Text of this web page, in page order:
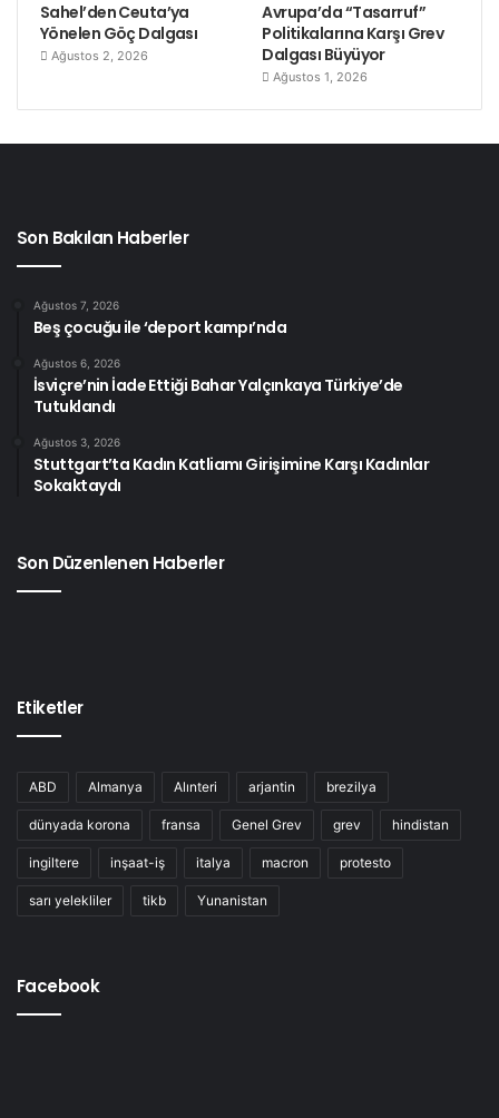
Sahel’den Ceuta’ya
Yönelen Göç Dalgası
Ağustos 2, 2026
Avrupa’da “Tasarruf”
Politikalarına Karşı Grev
Dalgası Büyüyor
Ağustos 1, 2026
Son Bakılan Haberler
Ağustos 7, 2026
Beş çocuğu ile ‘deport kampı’nda
Ağustos 6, 2026
İsviçre’nin İade Ettiği Bahar Yalçınkaya Türkiye’de
Tutuklandı
Ağustos 3, 2026
Stuttgart’ta Kadın Katliamı Girişimine Karşı Kadınlar
Sokaktaydı
Son Düzenlenen Haberler
Etiketler
ABD Almanya Alınteri arjantin brezilya
dünyada korona fransa Genel Grev grev hindistan
ingiltere inşaat-iş italya macron protesto
sarı yelekliler tikb Yunanistan
Facebook